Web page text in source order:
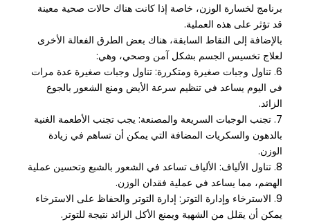
برنامج لخسارة الوزن، خاصة إذا كانت هناك حالات صحية معينة
قد تؤثر على هذه العملية.
بالإضافة إلى النقاط السابقة، هناك بعض الطرق الفعالة الأخرى
لعلاج تخسيس الجسم بشكل آمن وصحي، وهي:
6. تناول وجبات صغيرة ومتكررة: تناول وجبات صغيرة عدة مرات
في اليوم يساعد في تنظيم سرعة الأيض ومنع الشعور بالجوع
الزائد.
7. تجنب الوجبات السريعة والمصنعة: يجب تجنب الأطعمة الغنية
بالدهون والسكريات المضافة التي يمكن أن تساهم في زيادة
الوزن.
8. تناول الألياف: الألياف تساعد في الشعور بالشبع وتحسين عملية
الهضم، مما يساعد في عملية فقدان الوزن.
9. الاسترخاء وإدارة التوتر: إدارة التوتر والحفاظ على الاسترخاء
يمكن أن يقلل من الشهية ويمنع الأكل الزائد نتيجة للتوتر.